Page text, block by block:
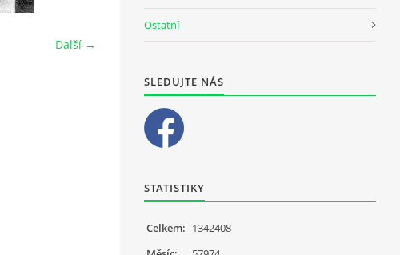
Další →
Ostatní
SLEDUJTE NÁS
STATISTIKY
Celkem: 1342408